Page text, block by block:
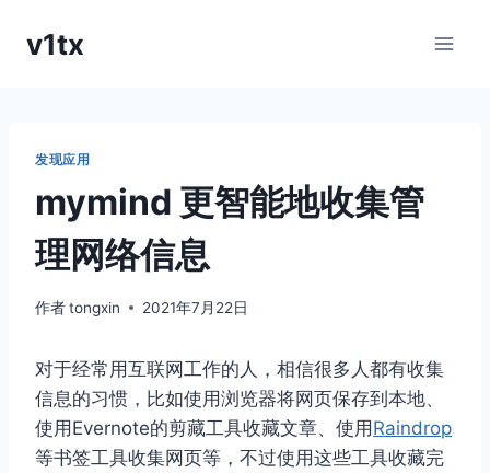
v1tx
发现应用
mymind 更智能地收集管
理网络信息
作者tongxin 2021年7月22日
对于经常用互联网工作的人，相信很多人都有收集
信息的习惯，比如使用浏览器将网页保存到本地、
使用Evernote的剪藏工具收藏文章、使用Raindrop
等书签工具收集网页等，不过使用这些工具收藏完